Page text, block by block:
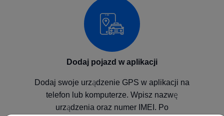
Dodaj pojazd w aplikacji
Dodaj swoje urządzenie GPS w aplikacji na
telefon lub komputerze. Wpisz nazwę
urządzenia oraz numer IMEI. Po